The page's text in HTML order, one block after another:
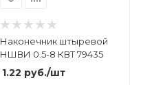
Наконечник штыревой
НШВИ 0.5-8 КВТ 79435
1.22 руб./шт